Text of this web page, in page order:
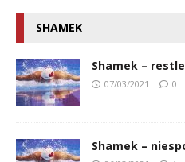
SHAMEK
Shamek –
07/03/2021 0
Shamek –